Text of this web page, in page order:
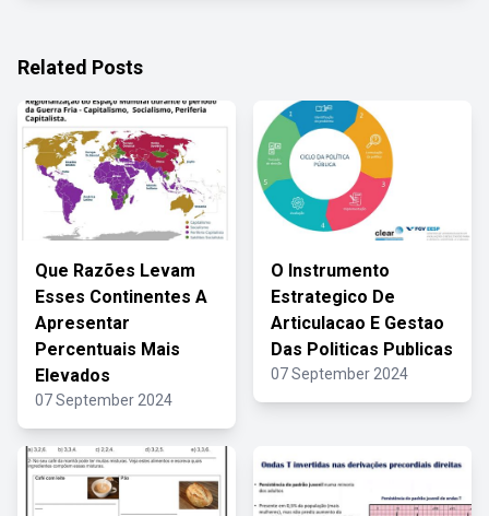
Related Posts
Que Razões Levam
Esses Continentes A
Apresentar
Percentuais Mais
Elevados
07 September 2024
O Instrumento
Estrategico De
Articulacao E Gestao
Das Politicas Publicas
07 September 2024